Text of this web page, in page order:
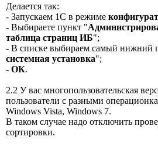
Делается так:
- Запускаем 1С в режиме
- Выбираете пункт "
таблица страниц ИБ";
- В списке выбираем самый нижний
системная установка";
- ОК.
2.2 У вас многопользовательская
пользователи с разными
Windows Vista, Windows 7.
В таком случае надо отключить
сортировки.